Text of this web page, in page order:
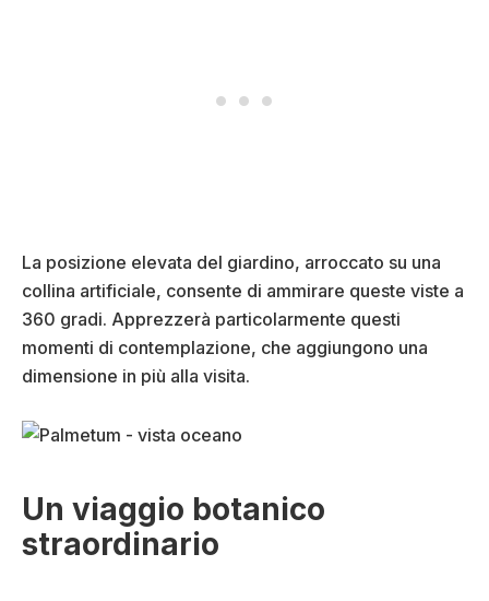
La posizione elevata del giardino, arroccato su una
collina artificiale, consente di ammirare queste viste a
360 gradi. Apprezzerà particolarmente questi
momenti di contemplazione, che aggiungono una
dimensione in più alla visita.
Un viaggio botanico
straordinario